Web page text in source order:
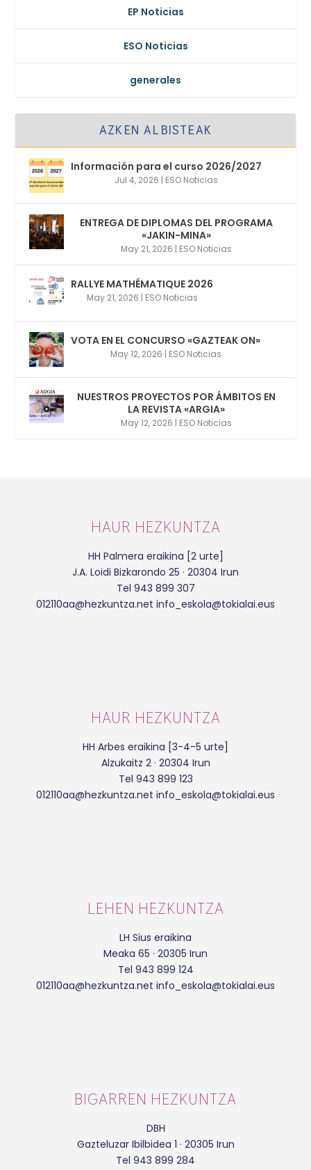
EP Noticias
ESO Noticias
generales
AZKEN ALBISTEAK
Información para el curso 2026/2027
Jul 4, 2026 | ESO Noticias
ENTREGA DE DIPLOMAS DEL PROGRAMA
«JAKIN-MINA»
May 21, 2026 | ESO Noticias
RALLYE MATHÉMATIQUE 2026
May 21, 2026 | ESO Noticias
VOTA EN EL CONCURSO «GAZTEAK ON»
May 12, 2026 | ESO Noticias
NUESTROS PROYECTOS POR ÁMBITOS EN
LA REVISTA «ARGIA»
May 12, 2026 | ESO Noticias
HAUR HEZKUNTZA
HH Palmera eraikina [2 urte]
J.A. Loidi Bizkarondo 25 · 20304 Irun
Tel 943 899 307
012110aa@hezkuntza.net info_eskola@tokialai.eus
HAUR HEZKUNTZA
HH Arbes eraikina [3-4-5 urte]
Alzukaitz 2 · 20304 Irun
Tel 943 899 123
012110aa@hezkuntza.net info_eskola@tokialai.eus
LEHEN HEZKUNTZA
LH Sius eraikina
Meaka 65 · 20305 Irun
Tel 943 899 124
012110aa@hezkuntza.net info_eskola@tokialai.eus
BIGARREN HEZKUNTZA
DBH
Gazteluzar Ibilbidea 1 · 20305 Irun
Tel 943 899 284